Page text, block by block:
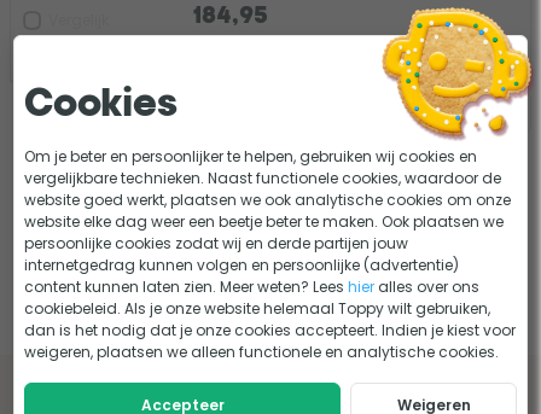
184,95
Deksels voor zandfilters
Lees onze tips en adviezen over deksels
Cookies
Om je beter en persoonlijker te helpen, gebruiken wij cookies en
vergelijkbare technieken. Naast functionele cookies, waardoor de
website goed werkt, plaatsen we ook analytische cookies om onze
website elke dag weer een beetje beter te maken. Ook plaatsen we
persoonlijke cookies zodat wij en derde partijen jouw
internetgedrag kunnen volgen en persoonlijke (advertentie)
content kunnen laten zien. Meer weten? Leeshier alles over ons
cookiebeleid. Als je onze website helemaal Toppy wilt gebruiken,
dan is het nodig dat je onze cookies accepteert. Indien je kiest voor
weigeren, plaatsen we alleen functionele en analytische cookies.
Accepteer Weigeren